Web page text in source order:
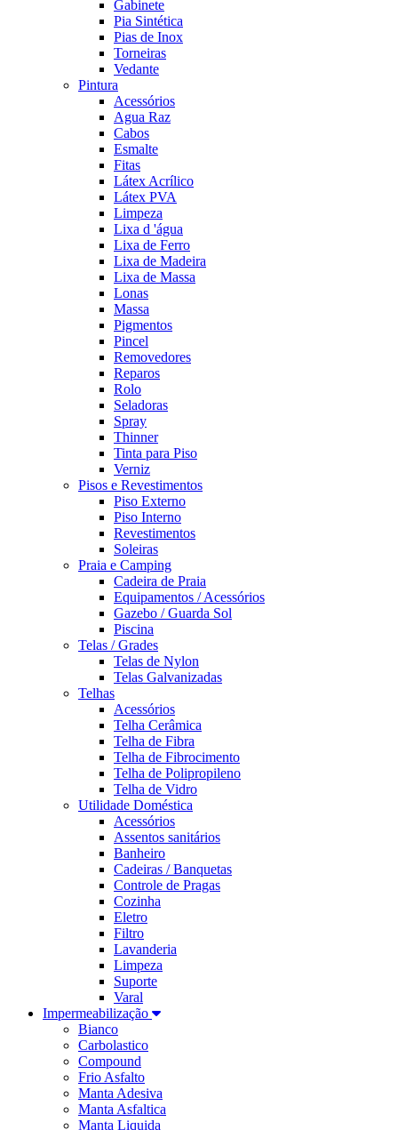
Gabinete
Pia Sintética
Pias de Inox
Torneiras
Vedante
Pintura
Acessórios
Agua Raz
Cabos
Esmalte
Fitas
Látex Acrílico
Látex PVA
Limpeza
Lixa d 'água
Lixa de Ferro
Lixa de Madeira
Lixa de Massa
Lonas
Massa
Pigmentos
Pincel
Removedores
Reparos
Rolo
Seladoras
Spray
Thinner
Tinta para Piso
Verniz
Pisos e Revestimentos
Piso Externo
Piso Interno
Revestimentos
Soleiras
Praia e Camping
Cadeira de Praia
Equipamentos / Acessórios
Gazebo / Guarda Sol
Piscina
Telas / Grades
Telas de Nylon
Telas Galvanizadas
Telhas
Acessórios
Telha Cerâmica
Telha de Fibra
Telha de Fibrocimento
Telha de Polipropileno
Telha de Vidro
Utilidade Doméstica
Acessórios
Assentos sanitários
Banheiro
Cadeiras / Banquetas
Controle de Pragas
Cozinha
Eletro
Filtro
Lavanderia
Limpeza
Suporte
Varal
Impermeabilização
Bianco
Carbolastico
Compound
Frio Asfalto
Manta Adesiva
Manta Asfaltica
Manta Liquida